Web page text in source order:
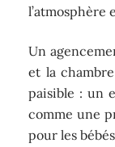
l’atmosphère
Un
et la
paisible : un
comme une
pour les